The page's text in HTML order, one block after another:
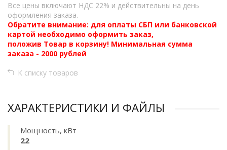
Все цены включают НДС 22% и действительны на день
оформления заказа.
Обратите внимание: для оплаты СБП или банковской
картой необходимо оформить заказ,
положив Товар в корзину! Минимальная сумма
заказа - 2000 рублей
К списку товаров
ХАРАКТЕРИСТИКИ И ФАЙЛЫ
Мощность, кВт
22